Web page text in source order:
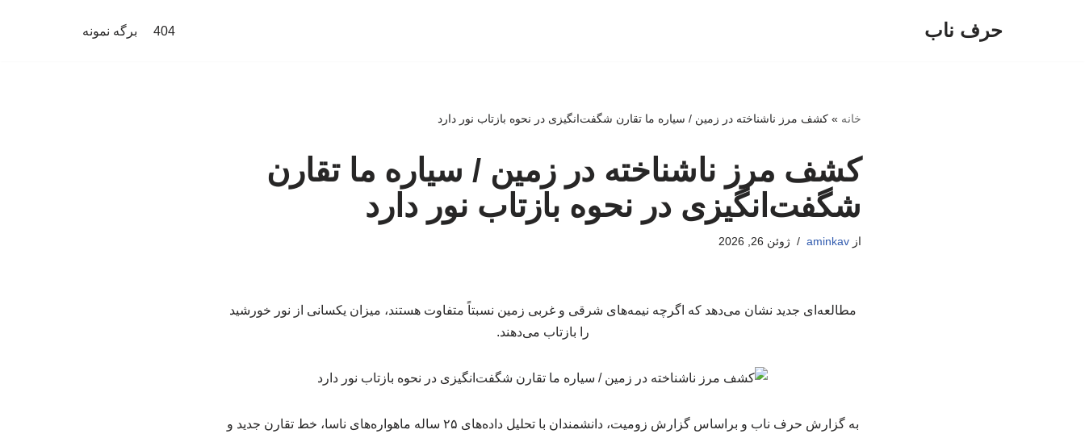
حرف ناب 404 برگه نمونه
خانه »کشف مرز ناشناخته در زمین / سیاره ما تقارن شگفت‌انگیزی در نحوه بازتاب نور دارد
کشف مرز ناشناخته در زمین / سیاره ما تقارن
شگفت‌انگیزی در نحوه بازتاب نور دارد
ازaminkav ژوئن 26, 2026
مطالعه‌ای جدید نشان می‌دهد که اگرچه نیمه‌های شرقی و غربی زمین نسبتاً متفاوت هستند، میزان یکسانی از نور خورشید
را بازتاب می‌دهند.
به گزارش حرف ناب و براساس گزارش زومیت، دانشمندان با تحلیل داده‌های ۲۵ ساله ماهواره‌های ناسا، خط تقارن جدید و